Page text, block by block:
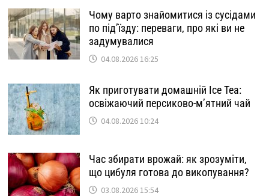
Чому варто знайомитися із сусідами
по під’їзду: переваги, про які ви не
задумувалися
04.08.2026 16:25
Як приготувати домашній Ice Tea:
освіжаючий персиково-м’ятний чай
04.08.2026 10:24
Час збирати врожай: як зрозуміти,
що цибуля готова до викопування?
03.08.2026 15:54